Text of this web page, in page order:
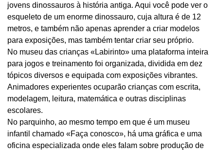
jovens dinossauros à história antiga. Aqui você pode ver o
esqueleto de um enorme dinossauro, cuja altura é de 12
metros, e também não apenas aprender a criar modelos
para exposições, mas também tentar criar seu próprio.
No museu das crianças «Labirinto» uma plataforma inteira
para jogos e treinamento foi organizada, dividida em dez
tópicos diversos e equipada com exposições vibrantes.
Animadores experientes ocuparão crianças com escrita,
modelagem, leitura, matemática e outras disciplinas
escolares.
No parquinho, ao mesmo tempo em que é um museu
infantil chamado «Faça conosco», há uma gráfica e uma
oficina especializada onde eles falam sobre produção de